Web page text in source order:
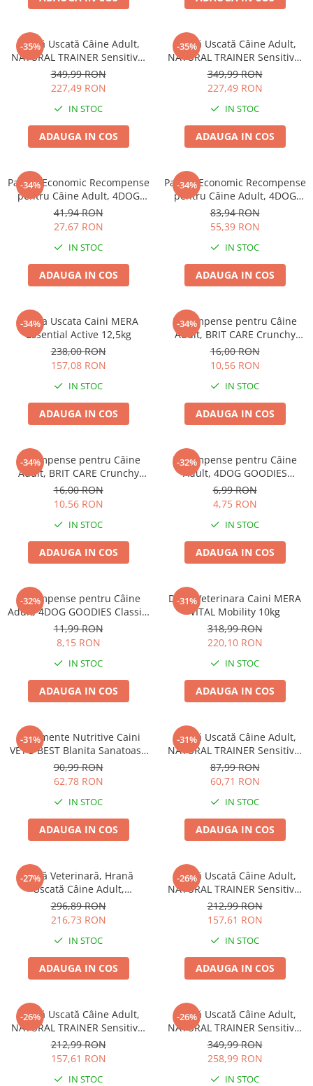
-35%
Hrană Uscată Câine Adult,
NATURAL TRAINER Sensitive,
Fără Gluten, Talie
Medie/Mare, Iepure, 12kg
349,99 RON
227,49 RON
IN STOC
ADAUGA IN COS
-35%
Hrană Uscată Câine Adult,
NATURAL TRAINER Sensitive,
Fără Gluten, Talie
Medie/Mare, Miel, 12kg
349,99 RON
227,49 RON
IN STOC
ADAUGA IN COS
-34%
Pachet Economic Recompense
pentru Câine Adult, 4DOG
GOODIES Trainer, Miel și
Orez, 6x150g
41,94 RON
27,67 RON
IN STOC
ADAUGA IN COS
-34%
Pachet Economic Recompense
pentru Câine Adult, 4DOG
GOODIES Classic, Jerky
Tenders Pui, 6x100g
83,94 RON
55,39 RON
IN STOC
ADAUGA IN COS
-34%
Hrana Uscata Caini MERA
Essential Active 12,5kg
238,00 RON
157,08 RON
IN STOC
ADAUGA IN COS
-34%
Recompense pentru Câine
Adult, BRIT CARE Crunchy
Cracker, Insecte, Curcan și
Mere, 200g
16,00 RON
10,56 RON
IN STOC
ADAUGA IN COS
-34%
Recompense pentru Câine
Adult, BRIT CARE Crunchy
Cracker, Insecte, Iepure și
Fenicul, 200g
16,00 RON
10,56 RON
IN STOC
ADAUGA IN COS
-32%
Recompense pentru Câine
Adult, 4DOG GOODIES
Trainer, Miel și Orez, 150g
6,99 RON
4,75 RON
IN STOC
ADAUGA IN COS
-32%
Recompense pentru Câine
Adult, 4DOG GOODIES Classic,
Jerky Tenders Pui, 100g
11,99 RON
8,15 RON
IN STOC
ADAUGA IN COS
-31%
Dieta Veterinara Caini MERA
VITAL Mobility 10kg
318,99 RON
220,10 RON
IN STOC
ADAUGA IN COS
-31%
Suplimente Nutritive Caini
VET'S BEST Blanita Sanatoasa
60 tablete
90,99 RON
62,78 RON
IN STOC
ADAUGA IN COS
-31%
Hrană Uscată Câine Adult,
NATURAL TRAINER Sensitive,
Fără Gluten, Talie Mică,
Iepure, 2kg
87,99 RON
60,71 RON
IN STOC
ADAUGA IN COS
-27%
Dietă Veterinară, Hrană
Uscată Câine Adult,
EXCLUSION Intestinal, Talie
Mică, Porc și Orez, 7kg
296,89 RON
216,73 RON
IN STOC
ADAUGA IN COS
-26%
Hrană Uscată Câine Adult,
NATURAL TRAINER Sensitive,
Talie Mică, Prosciutto Crudo,
7kg
212,99 RON
157,61 RON
IN STOC
ADAUGA IN COS
-26%
Hrană Uscată Câine Adult,
NATURAL TRAINER Sensitive,
Talie Mică, Vită și Orez, 7kg
212,99 RON
157,61 RON
IN STOC
-26%
Hrană Uscată Câine Adult,
NATURAL TRAINER Sensitive,
Fără Gluten, Talie
Medie/Mare, Rață, 12kg
349,99 RON
258,99 RON
IN STOC